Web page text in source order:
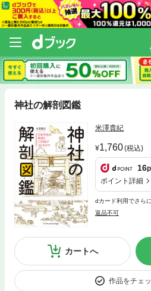
神社の解剖図鑑
米澤貴紀
1,760(税込)
16
ポイント詳細
dカード利用でさら
返品不可
カートへ
作品をチェ